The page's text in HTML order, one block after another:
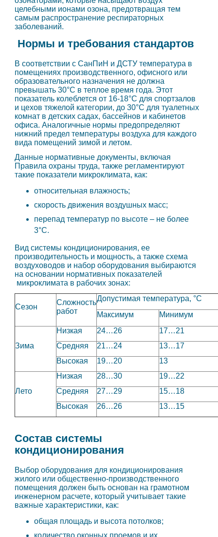
целебными ионами озона, предотвращая тем
самым распространение респираторных
заболеваний.
Нормы и требования стандартов
В соответствии с СанПиН и ДСТУ температура в
помещениях производственного, офисного или
образовательного назначения не должна
превышать 30°С в теплое время года. Этот
показатель колеблется от 16-18°С для спортзалов
и цехов тяжелой категории, до 30°С для туалетных
комнат в детских садах, бассейнов и кабинетов
офиса. Аналогичные нормы предопределяют
нижний предел температуры воздуха для каждого
вида помещений зимой и летом.
Данные нормативные документы, включая
Правила охраны труда, также регламентируют
такие показатели микроклимата, как:
относительная влажность;
скорость движения воздушных масс;
перепад температур по высоте – не более
3°С.
Вид системы кондиционирования, ее
производительность и мощность, а также схема
воздуховодов и набор оборудования выбираются
на основании нормативных показателей
микроклимата в рабочих зонах:
Сезон
Сложность
работ
Допустимая температура, °C
Максимум
Минимум
Зима
Низкая 24…26
17…21
Средняя
21…24
13…17
Высокая
19…20 13
Лето
Низкая 28…30
19…22
Средняя
27…29
15…18
Высокая
26…26 13…15
Состав системы
кондиционирования
Выбор оборудования для кондиционирования
жилого или общественно-производственного
помещения должен быть основан на грамотном
инженерном расчете, который учитывает такие
важные характеристики, как:
общая площадь и высота потолков;
количество оконных проемов и их